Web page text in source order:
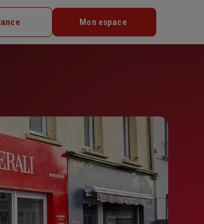
Mon espace